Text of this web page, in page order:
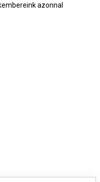
azonnal